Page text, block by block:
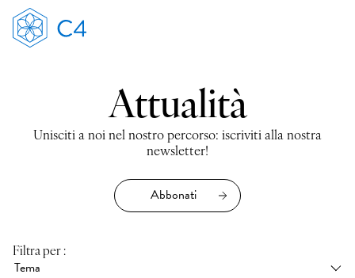
Attualità
Unisciti a noi nel nostro percorso: iscriviti alla nostra
newsletter!
Abbonati
Filtra per :
Tema